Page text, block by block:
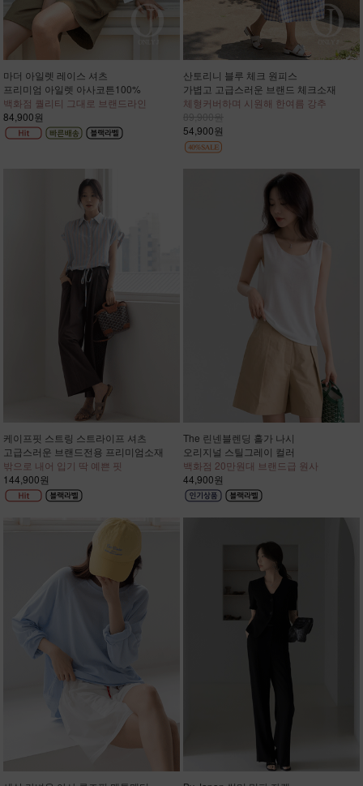
마더 아일렛 레이스 셔츠
프리미엄 아일렛 아사코튼100%
백화점 퀄리티 그대로 브랜드라인
84,900원
산토리니 블루 체크 원피스
가볍고 고급스러운 브랜드 체크소재
체형커버하며 시원해 한여름 강추
54,900원
케이프핏 스트링 스트라이프 셔츠
고급스러운 브랜드전용 프리미엄소재
밖으로 내어 입기 딱 예쁜 핏
144,900원
The 린넨블렌딩 홀가 나시
오리지널 스틸그레이 컬러
백화점 20만원대 브랜드급 원사
44,900원